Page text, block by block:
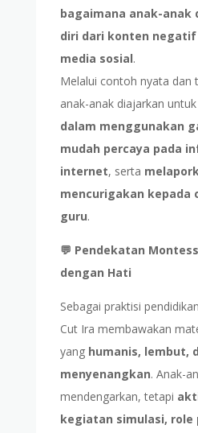
bagaimana anak-anak
diri dari konten
media sosial.
Melalui contoh nyata dan
anak-anak diajarkan untuk
dalam menggunakan
mudah percaya pada
internet, serta
mencurigakan kepada
guru.
💬 Pendekatan
dengan Hati
Sebagai praktisi
Cut Ira membawakan
yang humanis, lembut,
menyenangkan. Anak-
mendengarkan, tetapi
kegiatan simulasi, role